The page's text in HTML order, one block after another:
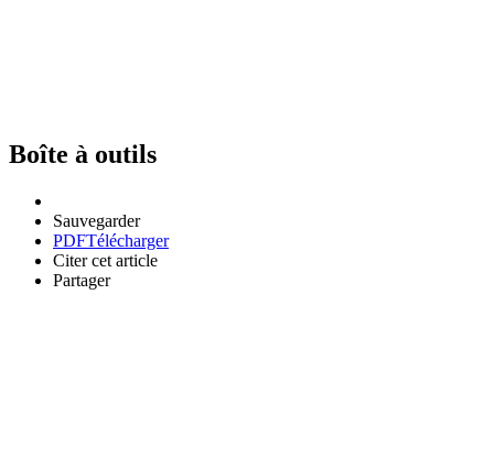
Boîte à outils
Sauvegarder
PDFTélécharger
Citer cet article
Partager